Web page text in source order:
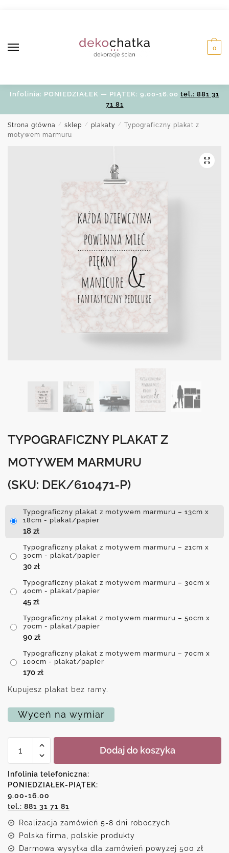
0
Infolinia: PONIEDZIAŁEK — PIĄTEK: 9.00-16.00 tel.: 881 31
71 81
Strona główna / sklep / plakaty / Typograficzny plakat z
motywem marmuru
TYPOGRAFICZNY PLAKAT Z
MOTYWEM MARMURU
(SKU: DEK/610471-P)
Typograficzny plakat z motywem marmuru – 13cm x
18cm - plakat/papier
18 zł
Typograficzny plakat z motywem marmuru – 21cm x
30cm - plakat/papier
30 zł
Typograficzny plakat z motywem marmuru – 30cm x
40cm - plakat/papier
45 zł
Typograficzny plakat z motywem marmuru – 50cm x
70cm - plakat/papier
90 zł
Typograficzny plakat z motywem marmuru – 70cm x
100cm - plakat/papier
170 zł
Kupujesz plakat bez ramy.
Wyceń na wymiar
ilość
Typograficzny
motywem
marmuru
Dodaj do koszyka
Infolinia telefoniczna:
PONIEDZIAŁEK-PIĄTEK:
9.00-16.00
tel.: 881 31 71 81
Realizacja zamówień 5-8 dni roboczych
Polska firma, polskie produkty
Darmowa wysyłka dla zamówień powyżej 500 zł